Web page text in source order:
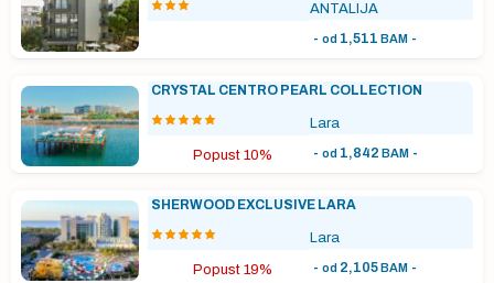
ANTALIJA
- od 1,511 BAM-
CRYSTAL CENTRO PEARL COLLECTION
Lara
Popust 10% - od 1,842 BAM-
SHERWOOD EXCLUSIVE LARA
Lara
Popust 19% - od 2,105BAM-